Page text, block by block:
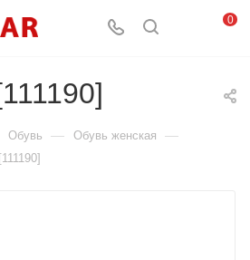
0
Обувь — Обувь женская —